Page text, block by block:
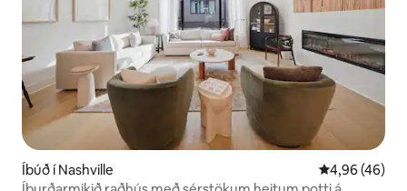
Íbúð í Nashville 4,96 af 5 í
4,96 (46)